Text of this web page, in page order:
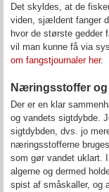
Det skyldes, at de
viden, sjældent fanger
hvor de største gedder
vil man kunne få via
om fangstjournaler her.
Næringsstoffer
Der er en klar
og vandets sigtdybde.
sigtdybden, dvs. jo
næringsstofferne
som gør vandet uklart.
algerne og dermed
spist af småskaller, og